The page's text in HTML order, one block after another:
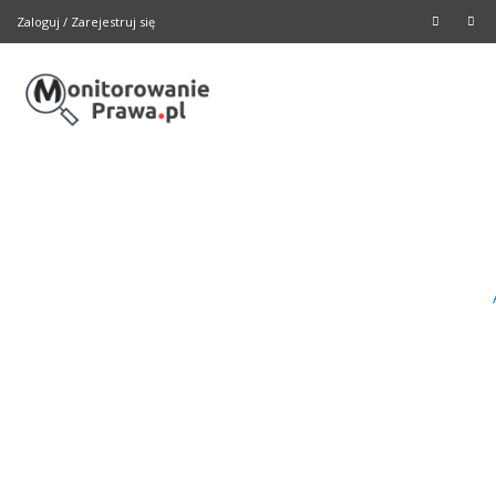
Zaloguj / Zarejestruj się